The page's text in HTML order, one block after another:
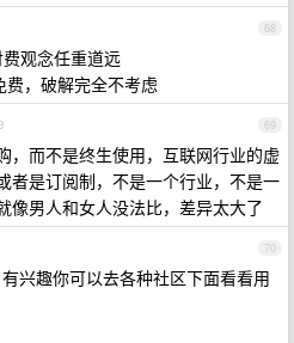
68
观念任重道远
，破解完全不考虑
69
，而不是终生使用，互联网行业的虚
者是订阅制，不是一个行业，不是一
像男人和女人没法比，差异太大了
70
兴趣你可以去各种社区下面看看用